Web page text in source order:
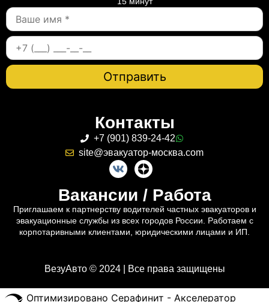
Контакты
+7 (901) 839-24-42
site@эвакуатор-москва.com
Вакансии / Работа
Приглашаем к партнерству водителей частных эвакуаторов и
эвакуационные службы из всех городов России. Работаем с
корпотаривными клиентами, юридическими лицами и ИП.
ВезуАвто © 2024 | Все права защищены
Оптимизировано Серафинит - Акселератор